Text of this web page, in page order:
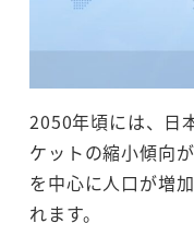
2050年頃には、日
ケットの縮小傾向
を中心に人口が増
れます。